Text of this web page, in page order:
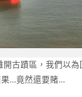
古蹟區，我們以
果…竟然還要賭…